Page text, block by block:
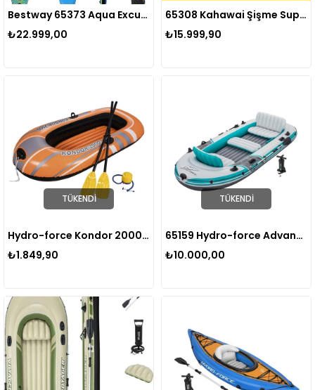
Bestway 65373 Aqua Excursion Sörf Tahtası Hazır Set Stand Up Paddle
₺22.999,00
65308 Kahawai Şişme Sup Paddle Board 310 cm
₺15.999,90
TÜKENDI
Hydro-force Kondor 2000 Şişme Bot Set 196x114 Cm
₺1.849,90
TÜKENDI
65159 Hydro-force Advanture Elite 5 Kişilik Raft Set Şişme Bot 364*166cm Full
₺10.000,00